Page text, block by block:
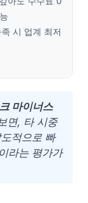
시 업계 최저
마이너스
면, 타 시중
적으로 빠
라는 평가가